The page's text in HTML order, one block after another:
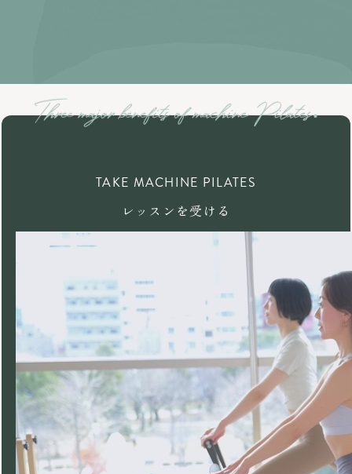
TAKE MACHINE PILATES
レッスンを受ける